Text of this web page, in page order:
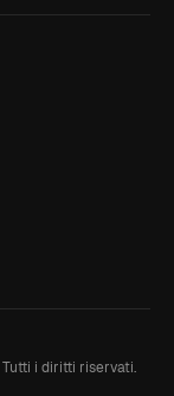
Tutti i diritti riservati.